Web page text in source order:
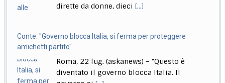
dirette da donne, dieci[...]
Conte: "Governo blocca Italia, si ferma per proteggere
amichetti partito"
Roma, 22 lug. (askanews) – "Questo è
diventato il governo blocca Italia. Il